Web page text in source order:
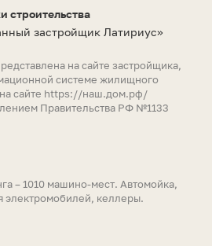
строительства
застройщик Латириус»
на сайте застройщика,
системе жилищного
сайте https://наш.дом.рф/
Правительства РФ №1133
– 1010 машино-мест. Автомойка,
электромобилей, келлеры.